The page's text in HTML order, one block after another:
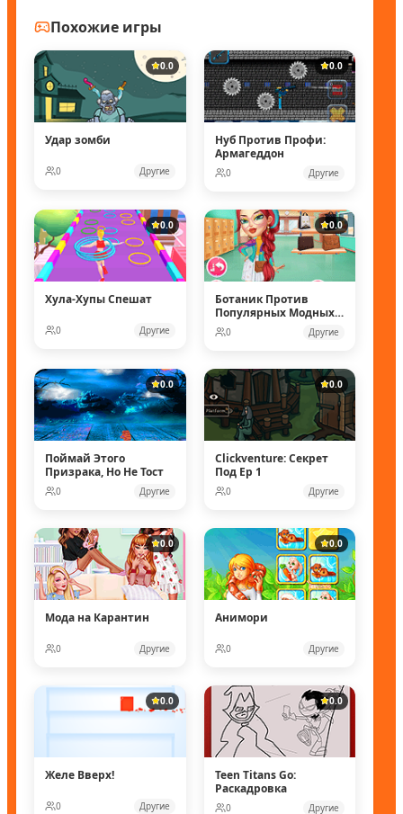
Похожие игры
0.0
Удар зомби
0 Другие
0.0
Нуб Против Профи:
Армагеддон
0 Другие
0.0
Хула-Хупы Спешат
0 Другие
0.0
Ботаник Против
Популярных Модных
Кукол
0 Другие
0.0
Поймай Этого
Призрака, Но Не Тост
0 Другие
0.0
Clickventure: Секрет
Под Ep 1
0 Другие
0.0
Мода на Карантин
0 Другие
0.0
Анимори
0 Другие
0.0
Желе Вверх!
0 Другие
0.0
Teen Titans Go:
Раскадровка
0 Другие